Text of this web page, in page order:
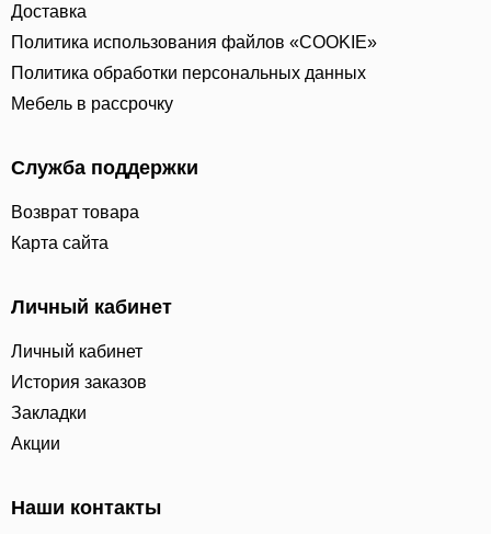
Доставка
Политика использования файлов «COOKIE»
Политика обработки персональных данных
Мебель в рассрочку
Служба поддержки
Возврат товара
Карта сайта
Личный кабинет
Личный кабинет
История заказов
Закладки
Акции
Наши контакты